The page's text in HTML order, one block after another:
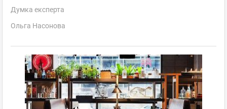
Думка експерта
Ольга Насонова